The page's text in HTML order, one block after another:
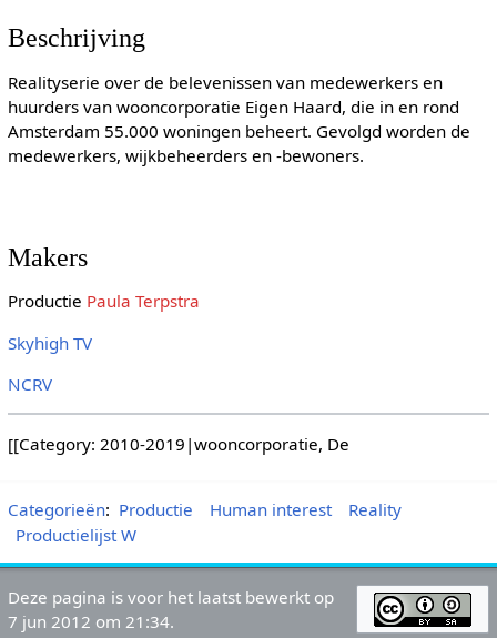
Beschrijving
Realityserie over de belevenissen van medewerkers en
huurders van wooncorporatie Eigen Haard, die in en rond
Amsterdam 55.000 woningen beheert. Gevolgd worden de
medewerkers, wijkbeheerders en -bewoners.
Makers
Productie Paula Terpstra
Skyhigh TV
NCRV
[[Category: 2010-2019|wooncorporatie, De
Categorieën: Productie Human interest
Reality
Productielijst W
Deze pagina is voor het laatst bewerkt op
7 jun 2012 om 21:34.